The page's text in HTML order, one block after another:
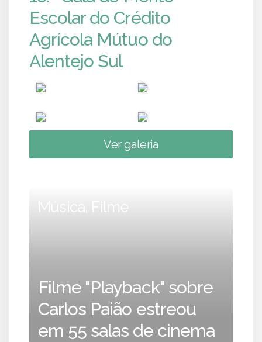
Escolar do Crédito
Agrícola Mútuo do
Alentejo Sul
Ver galeria
Música, Filme
Filme "Playback" sobre
Carlos Paião estreou
em 55 salas de cinema